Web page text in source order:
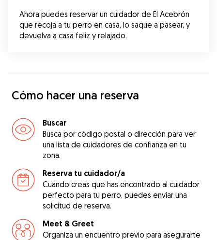
Ahora puedes reservar un cuidador de El Acebrón
que recoja a tu perro en casa, lo saque a pasear, y
devuelva a casa feliz y relajado.
Cómo hacer una reserva
Buscar
Busca por código postal o dirección para ver
una lista de cuidadores de confianza en tu
zona.
Reserva tu cuidador/a
Cuando creas que has encontrado al cuidador
perfecto para tu perro, puedes enviar una
solicitud de reserva.
Meet & Greet
Organiza un encuentro previo para asegurarte